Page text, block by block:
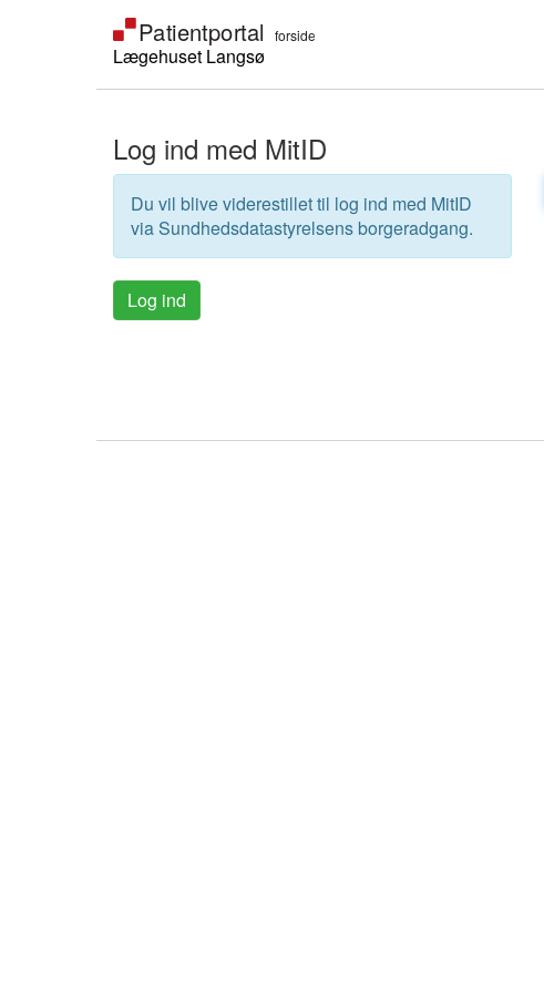
Lægehuset Langsø
Log ind med MitID
Du vil blive viderestillet til log ind med MitID
via Sundhedsdatastyrelsens borgeradgang.